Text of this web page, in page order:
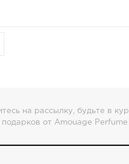
на рассылку, будьте в
подарков от Amouage Perfume